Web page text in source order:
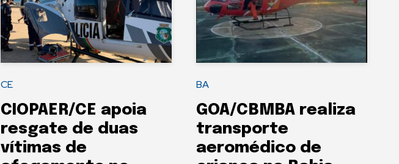
CE
CIOPAER/CE apoia
resgate de duas
vítimas de
BA
GOA/CBMBA realiza
transporte
aeromédico de